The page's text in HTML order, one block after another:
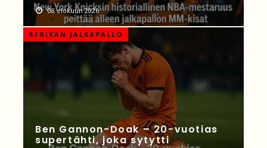
08 elokuun 2026
AFRIKAN JALKAPALLO
Ben Gannon-Doak – 20-vuotias
supertähti, joka sytytti